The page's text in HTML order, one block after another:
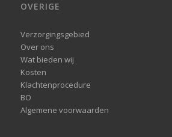
OVERIGE
Verzorgingsgebied
Over ons
Wat bieden wij
Kosten
Klachtenprocedure
BO
Algemene voorwaarden